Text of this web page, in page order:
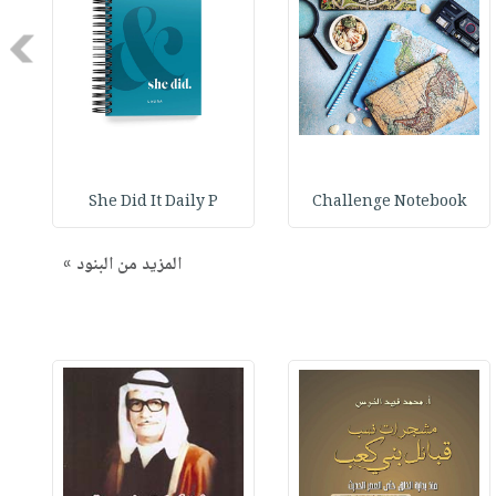
Challenge Notebook
She Did It Daily P
المزيد من البنود »